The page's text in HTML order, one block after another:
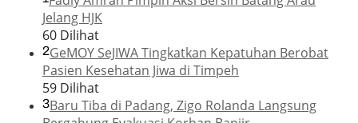
Jelang HJK
60 Dilihat
2GeMOY SeJIWA Tingkatkan Kepatuhan Berobat
Pasien Kesehatan Jiwa di Timpeh
59 Dilihat
3Baru Tiba di Padang, Zigo Rolanda Langsung